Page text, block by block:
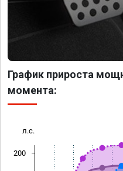
График прироста
момента:
л.с.
200